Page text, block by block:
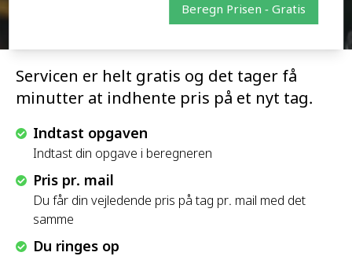
Servicen er helt gratis og det tager få
minutter at indhente pris på et nyt tag.
Indtast opgaven
Indtast din opgave i beregneren
Pris pr. mail
Du får din vejledende pris på tag pr. mail med det
samme
Du ringes op
Beregn Prisen - Gratis